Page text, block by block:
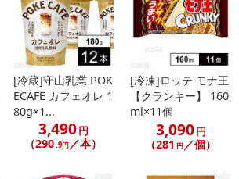
[冷蔵]守山乳業 POK
ECAFE カフェオレ 1
80g×1...
3,490円
（290 .9円 ／本）
[冷凍]ロッテ モナ王
【クランキー】 160
ml×11個
3,090円
（281 円 ／個）